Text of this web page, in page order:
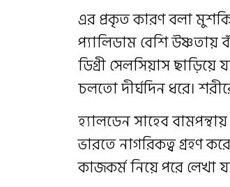
এর প্রকৃত কারণ বলা
প্যালিডাম বেশি উষ্ণতায়
ডিগ্রী সেলসিয়াস ছাড়িয়ে
চলতো দীর্ঘদিন ধরে।
হ্যালডেন সাহেব
ভারতে নাগরিকত্ব গ্রহণ
কাজকর্ম নিয়ে পরে